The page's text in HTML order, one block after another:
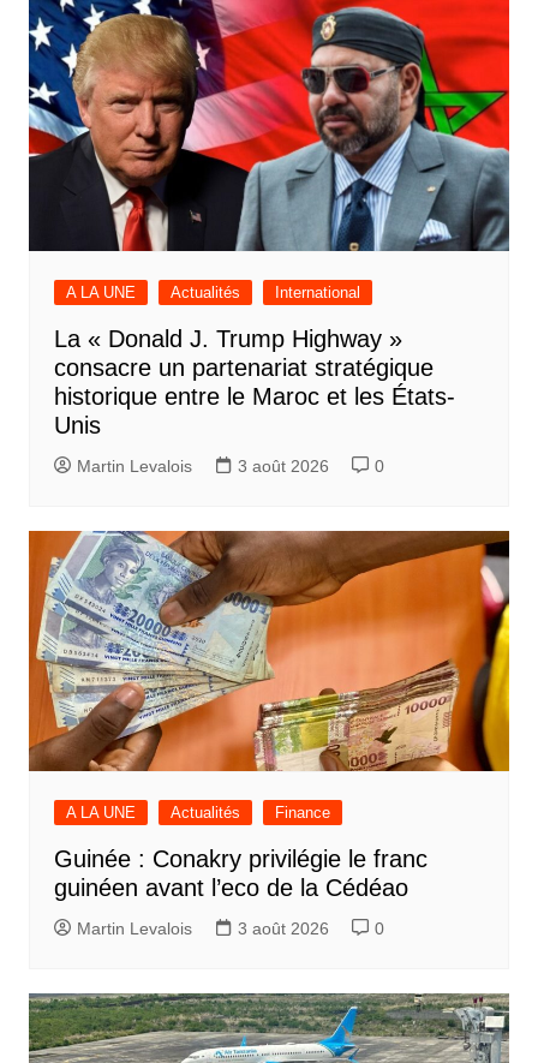
A LA UNE Actualités International
La « Donald J. Trump Highway »
consacre un partenariat stratégique
historique entre le Maroc et les États-
Unis
Martin Levalois 3 août 2026 0
A LA UNE Actualités Finance
Guinée : Conakry privilégie le franc
guinéen avant l’eco de la Cédéao
Martin Levalois 3 août 2026 0